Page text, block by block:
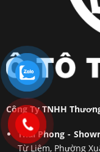
Công Ty TNHH
Thái Phong -
Từ Liêm, Phường